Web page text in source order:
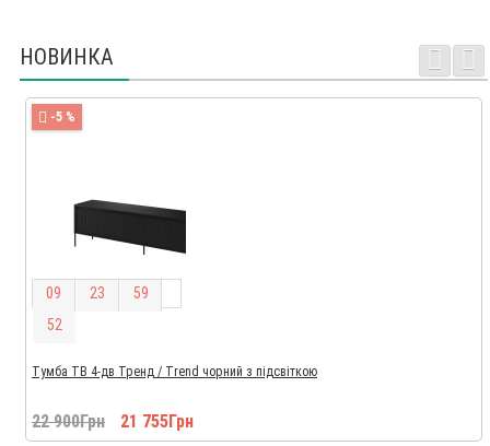
НОВИНКА
-5 %
09 23 59
52
Тумба ТВ 4-дв Тренд / Trend чорний з підсвіткою
22 900Грн 21 755Грн